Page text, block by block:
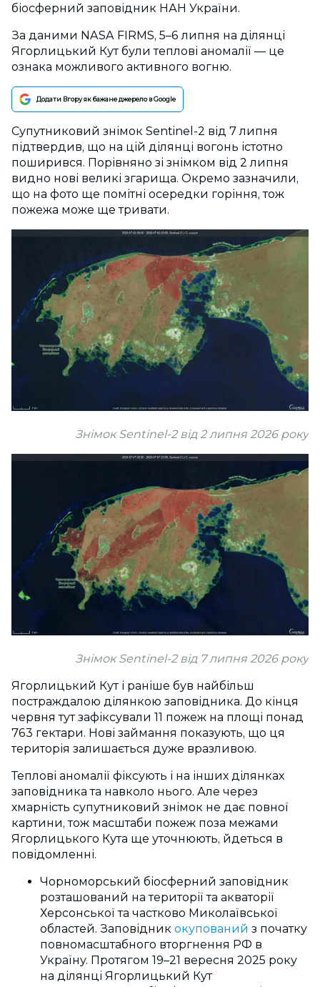
біосферний заповідник НАН України.
За даними NASA FIRMS, 5–6 липня на ділянці
Ягорлицький Кут були теплові аномалії — це
ознака можливого активного вогню.
Додати Вгору як бажане джерело в Google
Супутниковий знімок Sentinel-2 від 7 липня
підтвердив, що на цій ділянці вогонь істотно
поширився. Порівняно зі знімком від 2 липня
видно нові великі згарища. Окремо зазначили,
що на фото ще помітні осередки горіння, тож
пожежа може ще тривати.
Знімок Sentinel-2 від 2 липня 2026 року
Знімок Sentinel-2 від 7 липня 2026 року
Ягорлицький Кут і раніше був найбільш
постраждалою ділянкою заповідника. До кінця
червня тут зафіксували 11 пожеж на площі понад
763 гектари. Нові займання показують, що ця
територія залишається дуже вразливою.
Теплові аномалії фіксують і на інших ділянках
заповідника та навколо нього. Але через
хмарність супутниковий знімок не дає повної
картини, тож масштаби пожеж поза межами
Ягорлицького Кута ще уточнюють, йдеться в
повідомленні.
Чорноморський біосферний заповідник
розташований на території та акваторії
Херсонської та частково Миколаївської
областей. Заповідник окупований з початку
повномасштабного вторгнення РФ в
Україну. Протягом 19–21 вересня 2025 року
на ділянці Ягорлицький Кут